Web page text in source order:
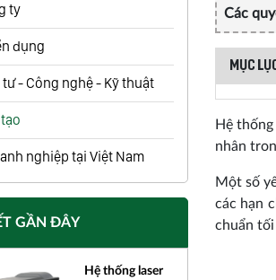
ty
dụng
- Công nghệ - Kỹ thuật
nghiệp tại Việt Nam
GẦN ĐÂY
Hệ thống laser
Các
MỤC
Hệ
nhân
Một số
các hạn
chuẩn